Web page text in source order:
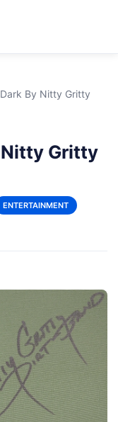
By Nitty Gritty
Nitty Gritty
ENTERTAINMENT